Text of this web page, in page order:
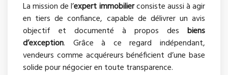
La mission de l’expert immobilierconsiste aussi à agir
en tiers de confiance, capable de délivrer un avis
objectif et documenté à propos des biens
d’exception. Grâce à ce regard indépendant,
vendeurs comme acquéreurs bénéficient d’une base
solide pour négocier en toute transparence.